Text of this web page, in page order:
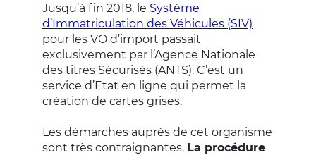
Jusqu’à fin 2018, le Système
d’Immatriculation des Véhicules (SIV)
pour les VO d’import passait
exclusivement par l’Agence Nationale
des titres Sécurisés (ANTS). C’est un
service d’Etat en ligne qui permet la
création de cartes grises.
Les démarches auprès de cet organisme
sont très contraignantes. La procédure